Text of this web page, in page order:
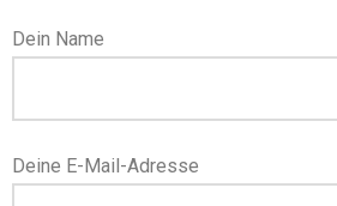
Dein Name
Deine E-Mail-Adresse